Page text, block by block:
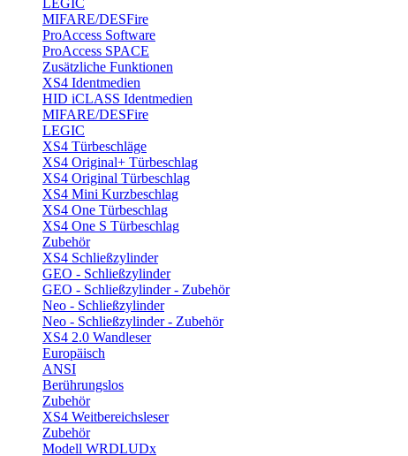
MIFARE/DESFire
ProAccess Software
ProAccess SPACE
Zusätzliche Funktionen
XS4 Identmedien
HID iCLASS Identmedien
MIFARE/DESFire
LEGIC
XS4 Türbeschläge
XS4 Original+ Türbeschlag
XS4 Original Türbeschlag
XS4 Mini Kurzbeschlag
XS4 One Türbeschlag
XS4 One S Türbeschlag
Zubehör
XS4 Schließzylinder
GEO - Schließzylinder
GEO - Schließzylinder - Zubehör
Neo - Schließzylinder
Neo - Schließzylinder - Zubehör
XS4 2.0 Wandleser
Europäisch
ANSI
Berührungslos
Zubehör
XS4 Weitbereichsleser
Zubehör
Modell WRDLUDx